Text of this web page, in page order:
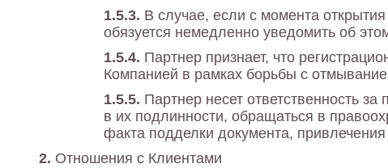
В случае, если с момента
обязуется немедленно уведомить об
Партнер признает, что
Компанией в рамках борьбы с
Партнер несет ответственность
в их подлинности, обращаться в
факта подделки документа, привлечения
Отношения с Клиентами